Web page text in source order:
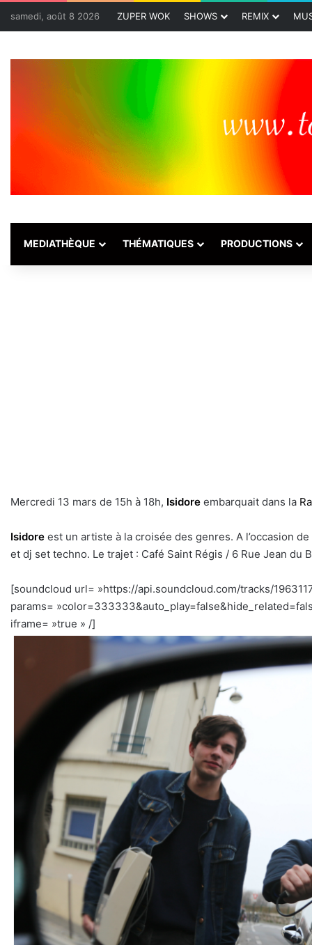
samedi, août 8 2026 ZUPER WOK SHOWS REMIX
MEDIATHÈQUE THÉMATIQUES PRODUCTIONS
Mercredi 13 mars de 15h à 18h, Isidore embarquait dans la
Isidore est un artiste à la croisée des genres. A l’occasion
et dj set techno. Le trajet : Café Saint Régis / 6 Rue Jean du
[soundcloud url= »https://api.soundcloud.com/tracks/
params=
iframe= »true » /]